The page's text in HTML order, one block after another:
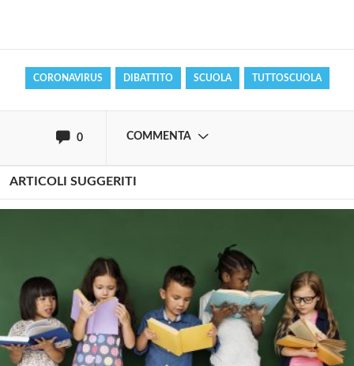
CORONAVIRUS DIBATTITO SCUOLA TUTTOSCUOLA
0 COMMENTA
ARTICOLI SUGGERITI